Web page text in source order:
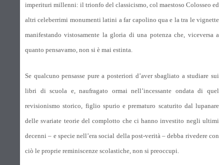
imperituri millenni: il trionfo del classicismo, col maestoso Colosseo ed
altri celeberrimi monumenti latini a far capolino qua e la tra le vignette
manifestando vistosamente la gloria di una potenza che, viceversa a
quanto pensavamo, non si è mai estinta.
Se qualcuno pensasse pure a posteriori d’aver sbagliato a studiare sui
libri di scuola e, naufragato ormai nell’incessante ondata di quel
revisionismo storico, figlio spurio e prematuro scaturito dal lupanare
delle svariate teorie del complotto che ci hanno investito negli ultimi
decenni – e specie nell’era social della post-verità – debba rivedere con
ciò le proprie reminiscenze scolastiche, non si preoccupi.